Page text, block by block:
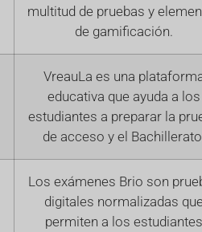
multitud de pruebas y
de gamificación.
VreauLa es una
educativa que ayuda a los
estudiantes a preparar la
de acceso y el
Los exámenes Brio son
digitales normalizadas
permiten a los estudiantes